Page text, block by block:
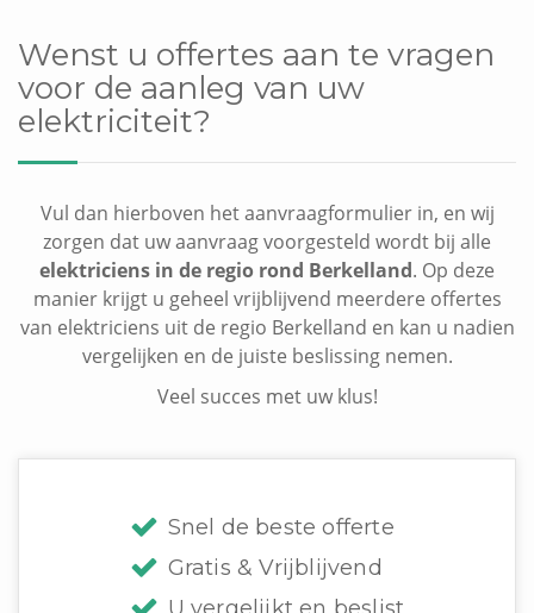
Wenst u offertes aan te vragen
voor de aanleg van uw
elektriciteit?
Vul dan hierboven het aanvraagformulier in, en wij
zorgen dat uw aanvraag voorgesteld wordt bij alle
elektriciens in de regio rond Berkelland. Op deze
manier krijgt u geheel vrijblijvend meerdere offertes
van elektriciens uit de regio Berkelland en kan u nadien
vergelijken en de juiste beslissing nemen.
Veel succes met uw klus!
Snel de beste offerte
Gratis & Vrijblijvend